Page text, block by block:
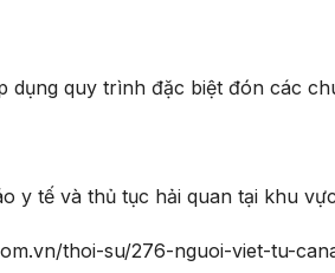
dụng quy trình đặc biệt đón các
y tế và thủ tục hải quan tại khu
thoi-su/276-nguoi-viet-tu-